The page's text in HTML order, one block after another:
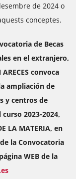
de 2024 o
conceptes.
de Becas
en el extranjero,
convoca
ampliación de
y centros de
2023-2024,
LA MATERIA, en
la Convocatoria
WEB de la